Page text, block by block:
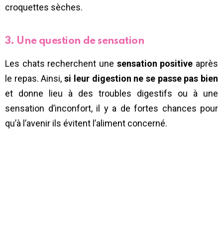
croquettes sèches.
3. Une question de sensation
Les chats recherchent une sensation positive après
le repas. Ainsi,si leur digestion ne se passe pas bien
et donne lieu à des troubles digestifs ou à une
sensation d’inconfort, il y a de fortes chances pour
qu’à l’avenir ils évitent l’aliment concerné.